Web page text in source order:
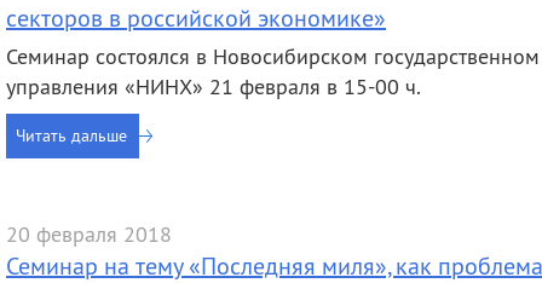
секторов в российской экономике»
Семинар состоялся в Новосибирском
управления «НИНХ» 21 февраля в 15-00 ч.
Читать дальше
20 февраля 2018
Семинар на тему «Последняя миля», как